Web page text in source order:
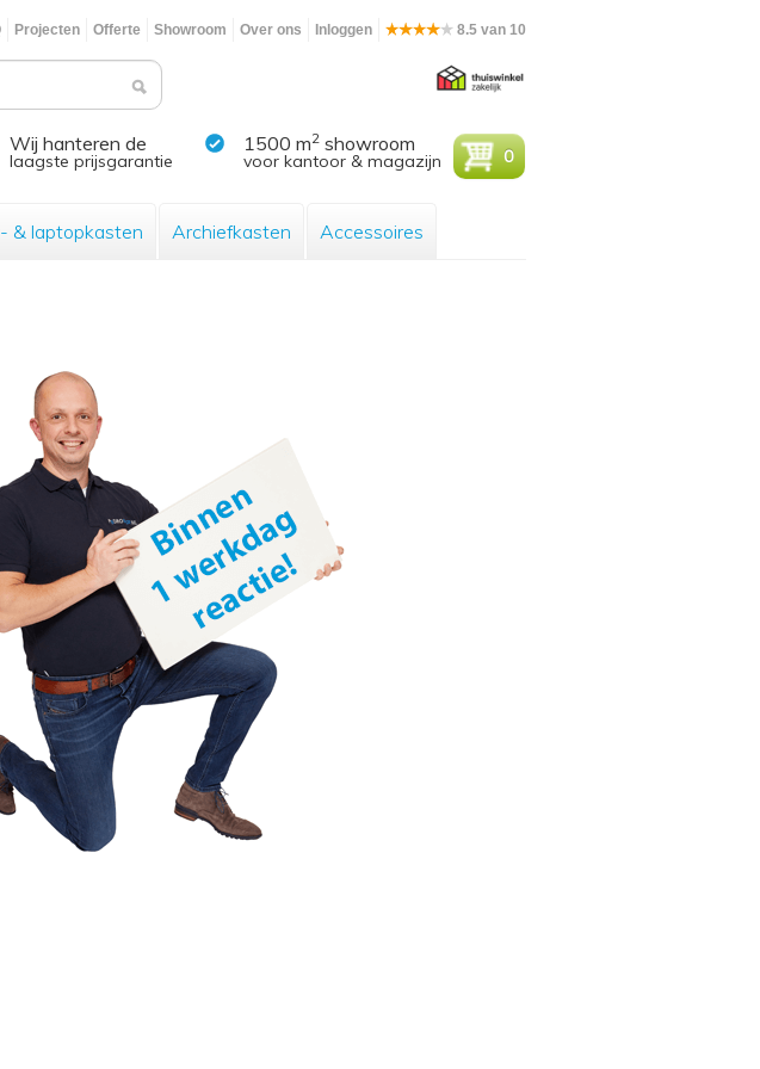
Projecten Offerte Showroom Over ons Inloggen 8.5 van 10
Wij hanteren de
laagste prijsgarantie
1500 m2 showroom
voor kantoor & magazijn 0
& laptopkasten Archiefkasten Accessoires